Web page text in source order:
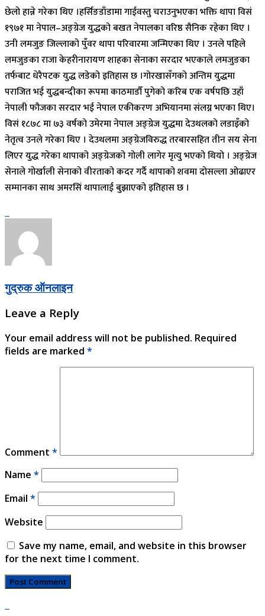
छेलो हान्ने गरेका थिए ।हर्सिङडाँडामा गाईवस्तु चराउनुभएका भक्ति थापा विसं
१९७१ मा नेपाल–अङ्ग्रेज युद्धको बखत नेपालका वरिष्ठ सैनिक रहेका थिए ।
उनी लमजुङ जिल्लाको पुँवर थापा परिवारमा जन्मिएका थिए । उनले पहिले
लमजुङका राजा केहरीनारायण शाहका सेनाका सरदार भएकाले लमजुङका
तर्फबाट धेरैपटक युद्ध लडेको इतिहास छ ।गोरखासँगको अन्तिम युद्धमा
पराजित भई युद्धबन्दीका रूपमा काठमाडौँ पुगेको करिब एक वर्षपछि उहाँ
नेपाली फौजका सरदार भई नेपाल एकीकरण अभियानमा संलग्न भएका थिए।
विसं १८७८ मा ७३ वर्षको उमेरमा नेपाल अङ्ग्रेज युद्धमा देउथलको लडाइँको
नेतृत्व उनले गरेका थिए । देउथलमा अङ्ग्रेजविरुद्ध तरबारसहित तीन सय सेना
लिएर युद्ध गरेका थापाको अङ्ग्रेजको गोली लागेर मृत्यु भएको थियो । अङ्ग्रेज
सेनाले गोर्खाली सेनाको वीरताको कदर गर्दै थापाको शवमा दोसल्ला ओढाएर
सम्मानका साथ अमरसिं थापालाई बुझाएको इतिहास छ ।
गुद्रुक ऑनलाइन
Leave a Reply
Your email address will not be published. Required
fields are marked *
Comment *
Name *
Email *
Website
Save my name, email, and website in this browser
for the next time I comment.